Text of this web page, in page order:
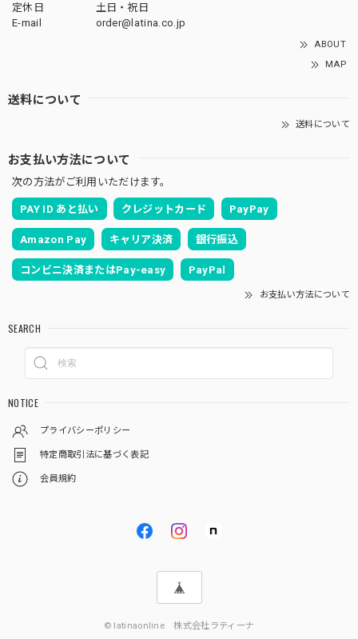
定休日
土日・祝日
E-mail
order@latina.co.jp
ABOUT
MAP
送料について
送料について
お支払い方法について
次の方法がご利用いただけます。
PAY ID あと払い クレジットカード PayPay
Amazon Pay キャリア決済 銀行振込
コンビニ決済またはPay-easy PayPal
お支払い方法について
SEARCH
NOTICE
プライバシーポリシー
特定商取引法に基づく表記
会員規約
© latinaonline 株式会社ラティーナ